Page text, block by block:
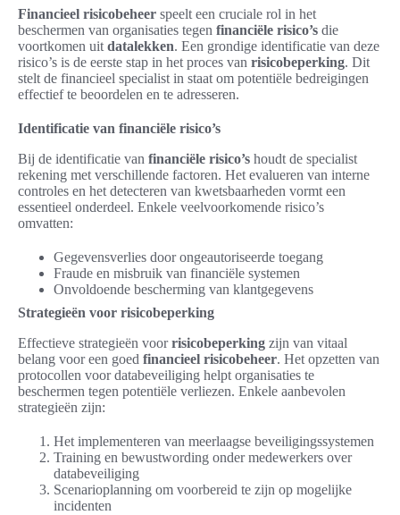
Financieel risicobeheer speelt een cruciale rol in het
beschermen van organisaties tegen financiële risico’s die
voortkomen uit datalekken. Een grondige identificatie van deze
risico’s is de eerste stap in het proces van risicobeperking. Dit
stelt de financieel specialist in staat om potentiële bedreigingen
effectief te beoordelen en te adresseren.
Identificatie van financiële risico’s
Bij de identificatie van financiële risico’s houdt de specialist
rekening met verschillende factoren. Het evalueren van interne
controles en het detecteren van kwetsbaarheden vormt een
essentieel onderdeel. Enkele veelvoorkomende risico’s
omvatten:
Gegevensverlies door ongeautoriseerde toegang
Fraude en misbruik van financiële systemen
Onvoldoende bescherming van klantgegevens
Strategieën voor risicobeperking
Effectieve strategieën voorrisicobeperking zijn van vitaal
belang voor een goed financieel risicobeheer. Het opzetten van
protocollen voor databeveiliging helpt organisaties te
beschermen tegen potentiële verliezen. Enkele aanbevolen
strategieën zijn:
Het implementeren van meerlaagse beveiligingssystemen
Training en bewustwording onder medewerkers over
databeveiliging
Scenarioplanning om voorbereid te zijn op mogelijke
incidenten